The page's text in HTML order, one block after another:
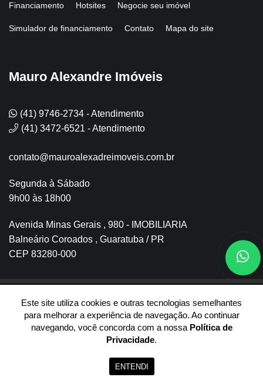
Financiamento Hotsites Negocie seu imóvel
Simulador de financiamento Contato Mapa do site
Mauro Alexandre Imóveis
(41) 9746-2734 - Atendimento
(41) 3472-6521 - Atendimento
contato@mauroalexadreimoveis.com.br
Segunda à Sábado
9h00 às 18h00
Avenida Minas Gerais , 980 - IMOBILIARIA
Balneário Coroados , Guaratuba / PR
CEP 83280-000
© 2026 Mauro Alexandre Imóveis - 30.673.080/0001-07 -Todos
os Direitos Reservados. CRECI 06430-J
Este site utiliza cookies e outras tecnologias semelhantes
para melhorar a experiência de navegação. Ao continuar
navegando, você concorda com a nossa Política de
Privacidade.
ENTENDI